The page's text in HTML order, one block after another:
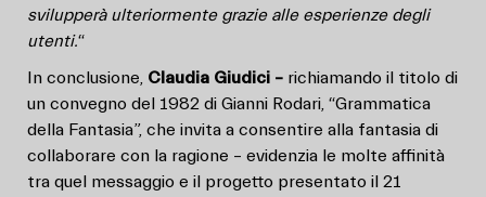
svilupperà ulteriormente grazie alle esperienze degli
utenti.“
In conclusione, Claudia Giudici – richiamando il titolo di
un convegno del 1982 di Gianni Rodari, “Grammatica
della Fantasia”, che invita a consentire alla fantasia di
collaborare con la ragione – evidenzia le molte affinità
tra quel messaggio e il progetto presentato il 21